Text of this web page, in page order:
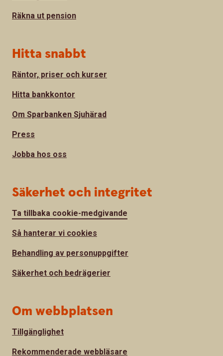
Räkna ut pension
Hitta snabbt
Räntor, priser och kurser
Hitta bankkontor
Om Sparbanken Sjuhärad
Press
Jobba hos oss
Säkerhet och integritet
Ta tillbaka cookie-medgivande
Så hanterar vi cookies
Behandling av personuppgifter
Säkerhet och bedrägerier
Om webbplatsen
Tillgänglighet
Rekommenderade webbläsare